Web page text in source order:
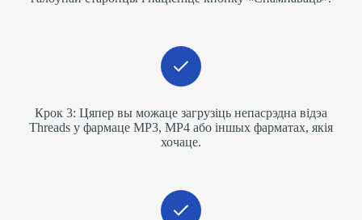
Крок 3: Цяпер вы можаце загрузіць непасрэдна відэа
Threads у фармаце MP3, MP4 або іншых фарматах, якія
хочаце.